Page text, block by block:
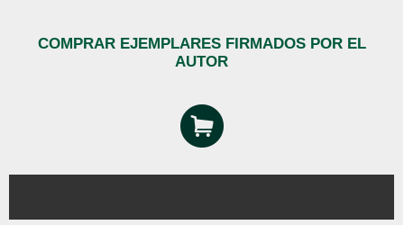
COMPRAR EJEMPLARES FIRMADOS POR EL
AUTOR